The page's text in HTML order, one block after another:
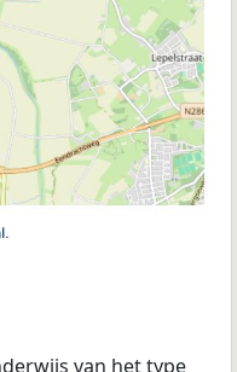
van het type